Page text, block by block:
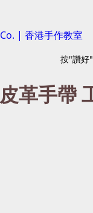
按"讚好
皮革手帶